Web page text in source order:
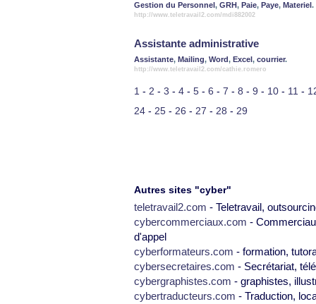
Gestion du Personnel, GRH, Paie, Paye, Materiel.
http://www.teletravail2.com/mdi882002
Assistante administrative
Assistante, Mailing, Word, Excel, courrier.
http://www.teletravail2.com/cathie.romero
1 - 2 - 3 - 4 - 5 - 6 - 7 - 8 - 9 - 10 - 11 -
24 - 25 - 26 - 27 - 28 - 29
Autres sites "cyber"
teletravail2.com - Teletravail,
cybercommerciaux.com -
d'appel
cyberformateurs.com - formation,
cybersecretaires.com - Secrétariat,
cybergraphistes.com - graphistes,
cybertraducteurs.com - Traduction,